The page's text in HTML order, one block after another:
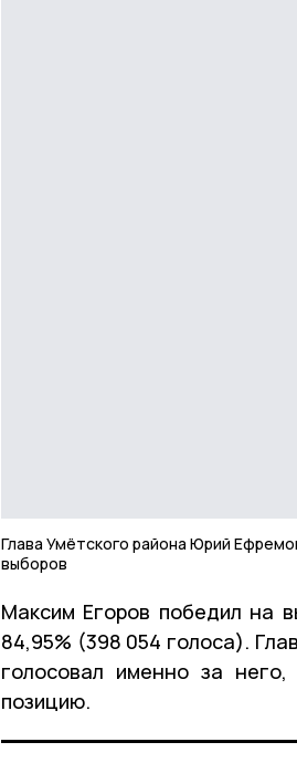
Глава Умётского района Юрий
выборов
Максим Егоров победил на
84,95% (398 054 голоса).
голосовал именно за
позицию.